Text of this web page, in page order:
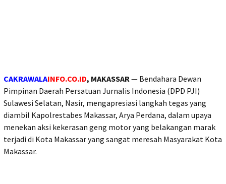
CAKRAWALAINFO.CO.ID, MAKASSAR— Bendahara Dewan
Pimpinan Daerah Persatuan Jurnalis Indonesia (DPD PJI)
Sulawesi Selatan, Nasir, mengapresiasi langkah tegas yang
diambil Kapolrestabes Makassar, Arya Perdana, dalam upaya
menekan aksi kekerasan geng motor yang belakangan marak
terjadi di Kota Makassar yang sangat meresah Masyarakat Kota
Makassar.